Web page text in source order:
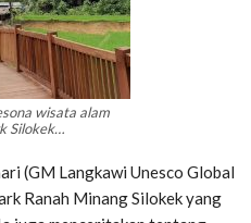
wisata alam
Silokek…
(GM Langkawi Unesco Global
Ranah Minang Silokek yang